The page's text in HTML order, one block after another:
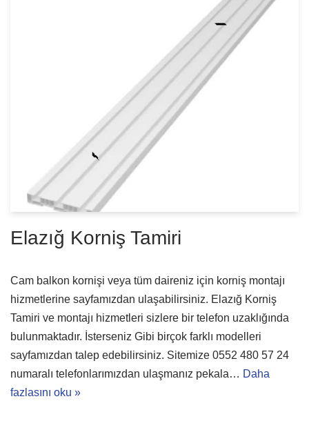
Elazığ Korniş Tamiri
Cam balkon kornişi veya tüm daireniz için korniş montajı
hizmetlerine sayfamızdan ulaşabilirsiniz. Elazığ Korniş
Tamiri ve montajı hizmetleri sizlere bir telefon uzaklığında
bulunmaktadır. İsterseniz Gibi birçok farklı modelleri
sayfamızdan talep edebilirsiniz. Sitemize 0552 480 57 24
numaralı telefonlarımızdan ulaşmanız pekala… Daha
fazlasını oku »